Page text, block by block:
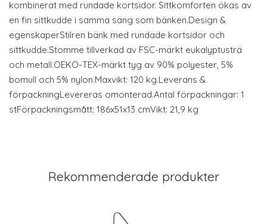
kombinerat med rundade kortsidor. Sittkomforten ökas av
en fin sittkudde i samma säng som bänken.Design &
egenskaperStilren bänk med rundade kortsidor och
sittkudde.Stomme tillverkad av FSC-märkt eukalyptusträ
och metall.OEKO-TEX-märkt tyg av 90% polyester, 5%
bomull och 5% nylon.Maxvikt: 120 kg.Leverans &
förpackningLevereras omonterad.Antal förpackningar: 1
stFörpackningsmått: 186x51x13 cmVikt: 21,9 kg
Rekommenderade produkter